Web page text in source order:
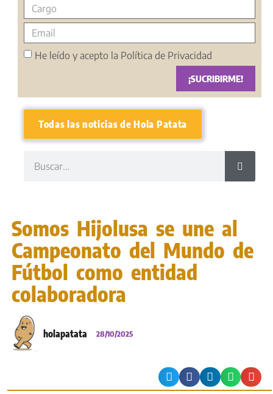
He leído y acepto la Política de Privacidad
¡SUCRIBIRME!
Todas las noticias de Hola Patata
Somos Hijolusa se une al
Campeonato del Mundo de
Fútbol como entidad
colaboradora
holapatata 28/10/2025